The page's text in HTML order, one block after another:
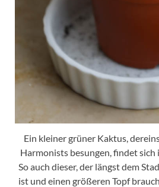
Ein kleiner grüner Kaktus,
Harmonists besungen, findet sich
So auch dieser, der längst dem
ist und einen größeren Topf